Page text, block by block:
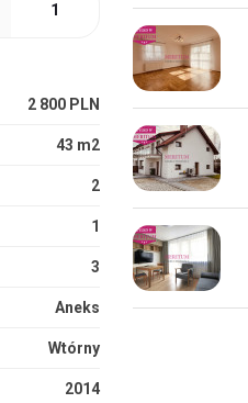
1
2 800 PLN
43 m2
2
1
3
Aneks
Wtórny
2014